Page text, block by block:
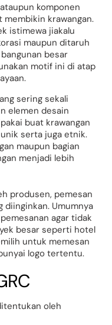
komponen
krawangan.
istimewa jiakalu
maupun ditaruh
besar
motif ini di atap
sering sekali
elemen desain
buat krawangan
serta juga etnik.
maupun bagian
menjadi lebih
produsen, pemesan
diinginkan. Umumnya
agar tidak
besar seperti hotel
untuk memesan
logo tertentu.
oleh